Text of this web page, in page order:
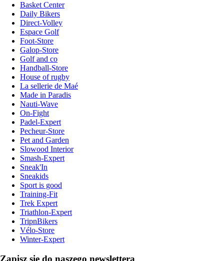
Basket Center
Daily Bikers
Direct-Volley
Espace Golf
Foot-Store
Galop-Store
Golf and co
Handball-Store
House of rugby
La sellerie de Maé
Made in Paradis
Nauti-Wave
On-Fight
Padel-Expert
Pecheur-Store
Pet and Garden
Slowood Interior
Smash-Expert
Sneak'In
Sneakids
Sport is good
Training-Fit
Trek Expert
Triathlon-Expert
TripnBikers
Vélo-Store
Winter-Expert
Zapisz się do naszego newslettera